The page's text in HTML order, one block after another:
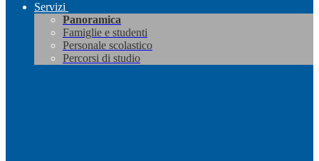
Servizi
Panoramica
Famiglie e studenti
Personale scolastico
Percorsi di studio